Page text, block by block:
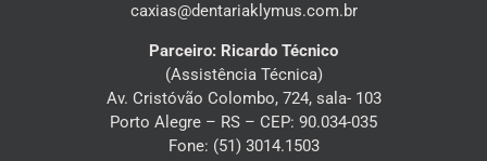
caxias@dentariaklymus.com.br
Parceiro: Ricardo Técnico
(Assistência Técnica)
Av. Cristóvão Colombo, 724, sala- 103
Porto Alegre – RS – CEP: 90.034-035
Fone: (51) 3014.1503